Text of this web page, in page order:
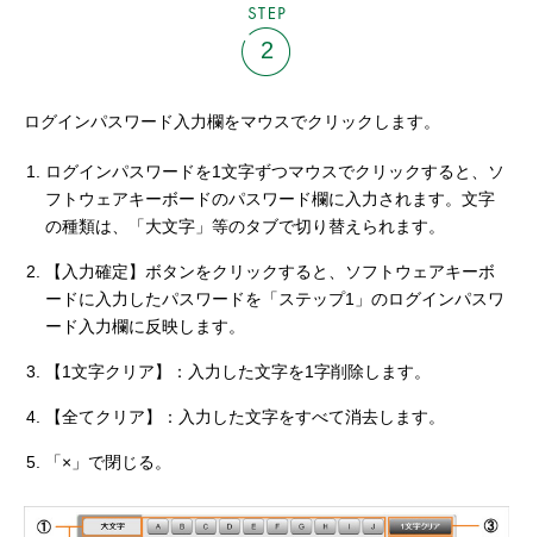
2
ログインパスワード入力欄をマウスでクリックします。
ログインパスワードを1文字ずつマウスでクリックすると、ソ
フトウェアキーボードのパスワード欄に入力されます。文字
の種類は、「大文字」等のタブで切り替えられます。
【入力確定】ボタンをクリックすると、ソフトウェアキーボ
ードに入力したパスワードを「ステップ1」のログインパスワ
ード入力欄に反映します。
【1文字クリア】：入力した文字を1字削除します。
【全てクリア】：入力した文字をすべて消去します。
「×」で閉じる。